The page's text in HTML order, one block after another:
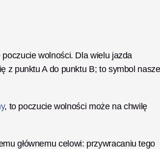
wolności. Dla wielu jazda
z punktu A do punktu B; to symbol
, to poczucie wolności może na chwilę
głównemu celowi: przywracaniu tego